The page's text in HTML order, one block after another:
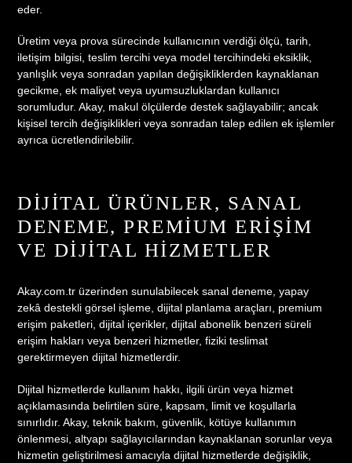
eder.
Üretim veya prova sürecinde kullanıcının verdiği ölçü, tarih,
iletişim bilgisi, teslim tercihi veya model tercihindeki eksiklik,
yanlışlık veya sonradan yapılan değişikliklerden kaynaklanan
gecikme, ek maliyet veya uyumsuzluklardan kullanıcı
sorumludur. Akay, makul ölçülerde destek sağlayabilir; ancak
kişisel tercih değişiklikleri veya sonradan talep edilen ek işlemler
ayrıca ücretlendirilebilir.
DIJITAL ÜRÜNLER, SANAL
DENEME, PREMIUM ERIŞIM
VE DIJITAL HIZMETLER
Akay.com.tr üzerinden sunulabilecek sanal deneme, yapay
zekâ destekli görsel işleme, dijital planlama araçları, premium
erişim paketleri, dijital içerikler, dijital abonelik benzeri süreli
erişim hakları veya benzeri hizmetler, fiziki teslimat
gerektirmeyen dijital hizmetlerdir.
Dijital hizmetlerde kullanım hakkı, ilgili ürün veya hizmet
açıklamasında belirtilen süre, kapsam, limit ve koşullarla
sınırlıdır. Akay, teknik bakım, güvenlik, kötüye kullanımın
önlenmesi, altyapı sağlayıcılarından kaynaklanan sorunlar veya
hizmetin geliştirilmesi amacıyla dijital hizmetlerde değişiklik,